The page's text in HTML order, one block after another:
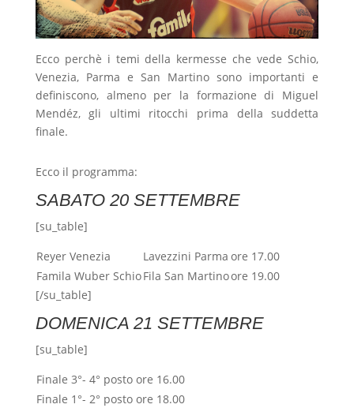
Ecco perchè i temi della kermesse che vede Schio,
Venezia, Parma e San Martino sono importanti e
definiscono, almeno per la formazione di Miguel
Mendéz, gli ultimi ritocchi prima della suddetta
finale.
Ecco il programma:
SABATO 20 SETTEMBRE
[su_table]
Reyer Venezia
Lavezzini Parma ore 17.00
Famila Wuber SchioFila San Martinoore 19.00
[/su_table]
DOMENICA 21 SETTEMBRE
[su_table]
Finale 3°- 4° posto ore 16.00
Finale 1°- 2° posto ore 18.00